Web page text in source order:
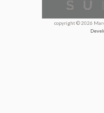
copyright © 2026